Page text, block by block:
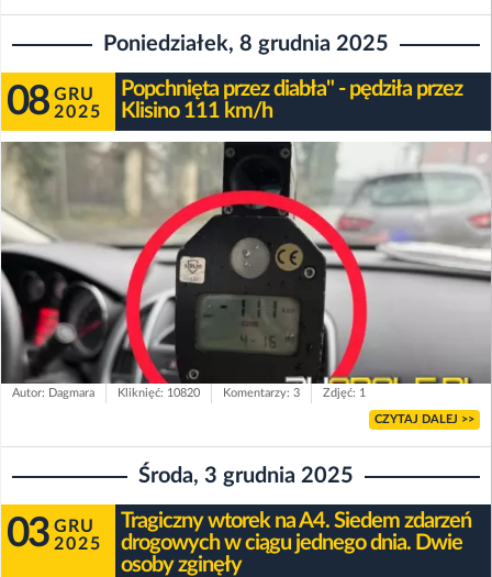
Poniedziałek, 8 grudnia 2025
08 GRU
2025
Popchnięta przez diabła" - pędziła przez
Klisino 111 km/h
Autor: Dagmara Kliknięć: 10820 Komentarzy: 3 Zdjęć: 1
CZYTAJ DALEJ >>
Środa, 3 grudnia 2025
03 GRU
2025
Tragiczny wtorek na A4. Siedem zdarzeń
drogowych w ciągu jednego dnia. Dwie
osoby zginęły